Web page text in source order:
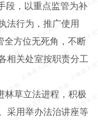
段，以重点监管为补
法行为，推广使用
全方位无死角，不断
相关处室按职责分工
林草立法进程，积极
采用举办法治讲座等